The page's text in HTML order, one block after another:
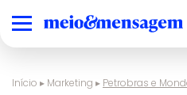
Início ▸ Marketing ▸ Petrobras e